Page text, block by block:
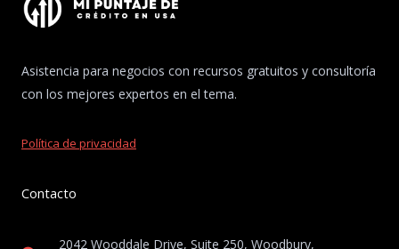
Asistencia para negocios con recursos gratuitos y consultoría
con los mejores expertos en el tema.
Política de privacidad
Contacto
2042 Wooddale Drive, Suite 250, Woodbury,